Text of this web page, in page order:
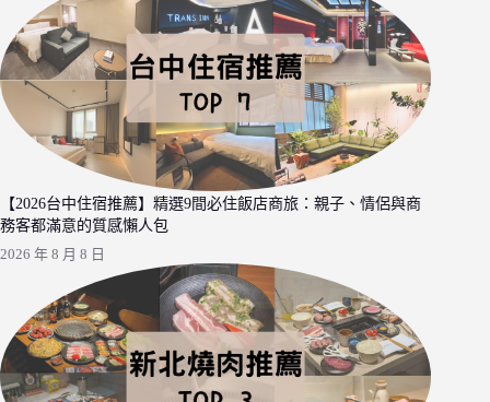
【2026台中住宿推薦】精選9間必住飯店商旅：親子、情侶與商
務客都滿意的質感懶人包
2026 年 8 月 8 日